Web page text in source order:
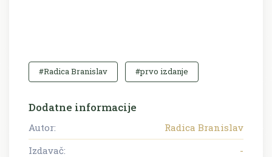
#Radica Branislav #prvo izdanje
Dodatne informacije
Autor:
Radica Branislav
Izdavač:
-